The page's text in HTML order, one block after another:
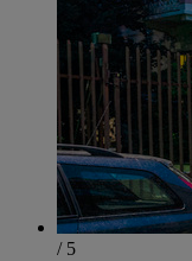
/ 5